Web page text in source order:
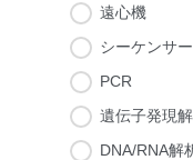
遠心機
シーケンサー
PCR
遺伝子発現
DNA/RNA解